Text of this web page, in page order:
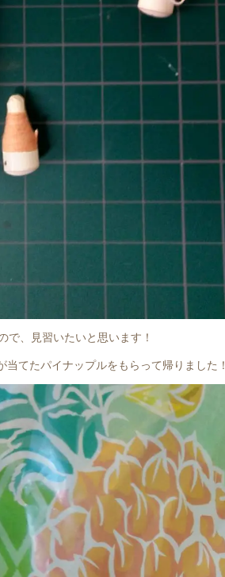
で、見習いたいと思います！
てたパイナップルをもらって帰りました！